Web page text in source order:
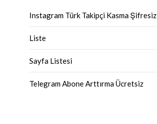
Instagram Türk Takipçi Kasma Şifresiz
Liste
Sayfa Listesi
Telegram Abone Arttırma Ücretsiz